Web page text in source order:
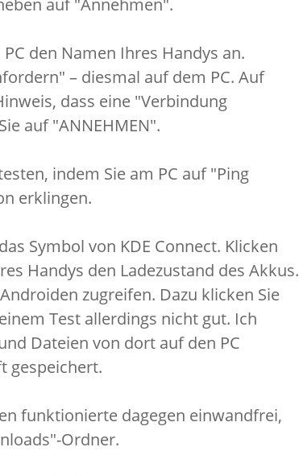
auf "Annehmen".
den Namen Ihres Handys an.
– diesmal auf dem PC. Auf
dass eine "Verbindung
auf "ANNEHMEN".
indem Sie am PC auf "Ping
erklingen.
Symbol von KDE Connect. Klicken
Handys den Ladezustand des Akkus.
zugreifen. Dazu klicken Sie
Test allerdings nicht gut. Ich
Dateien von dort auf den PC
gespeichert.
funktionierte dagegen einwandfrei,
Ordner.